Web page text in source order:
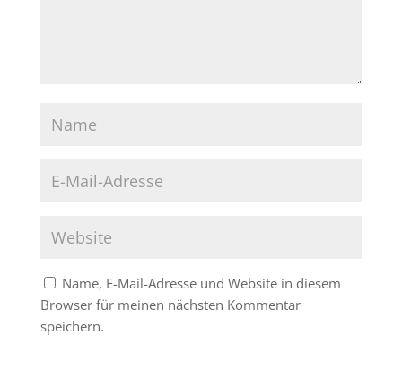
Name, E-Mail-Adresse und Website in diesem
Browser für meinen nächsten Kommentar
speichern.